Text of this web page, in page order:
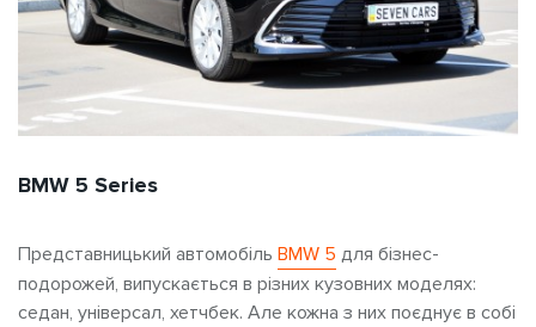
BMW 5 Series
Представницький автомобіль BMW 5 для бізнес-
подорожей, випускається в різних кузовних моделях:
седан, універсал, хетчбек. Але кожна з них поєднує в собі